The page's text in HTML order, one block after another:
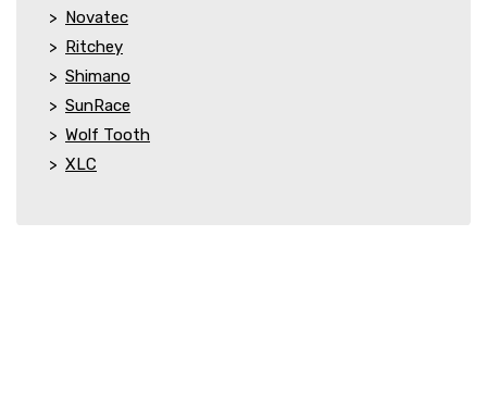
Novatec
Ritchey
Shimano
SunRace
Wolf Tooth
XLC